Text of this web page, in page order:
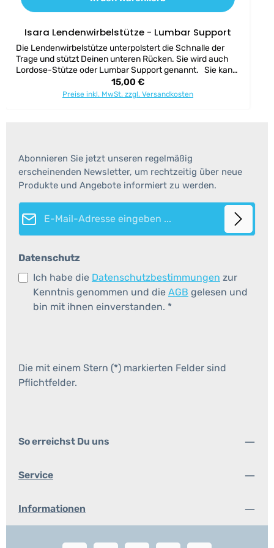
Isara Lendenwirbelstütze - Lumbar Support
Die Lendenwirbelstütze unterpolstert die Schnalle der
Trage und stützt Deinen unteren Rücken. Sie wird auch
Lordose-Stütze oder Lumbar Support genannt. Sie kann
beim Tragen vor dem Bauch und beim Tragen auf dem
Rücken verwendet werden. Material: 100% Baumwolle*
Regulärer Preis:
15,00 €
Preise inkl. MwSt. zzgl. Versandkosten
Abonnieren Sie jetzt unseren regelmäßig
erscheinenden Newsletter, um rechtzeitig über neue
Produkte und Angebote informiert zu werden.
E-Mail-Adresse*
Datenschutz
Ich habe die Datenschutzbestimmungen zur
Kenntnis genommen und die AGB gelesen und
bin mit ihnen einverstanden. *
Die mit einem Stern (*) markierten Felder sind
Pflichtfelder.
So erreichst Du uns
Service
Informationen